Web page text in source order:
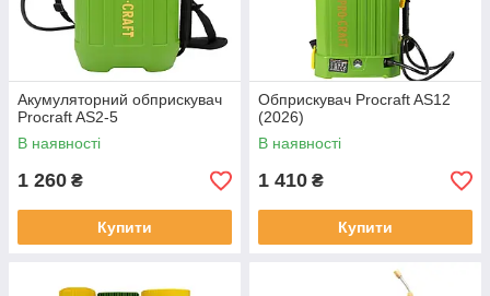
Акумуляторний обприскувач
Procraft AS2-5
В наявності
1 260 ₴
Купити
Обприскувач Procraft AS12
(2026)
В наявності
1 410 ₴
Купити